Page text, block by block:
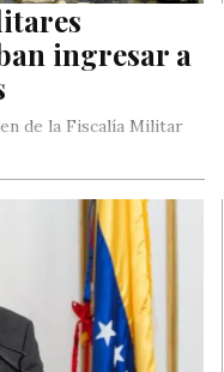
ingresar a
de la Fiscalía Militar